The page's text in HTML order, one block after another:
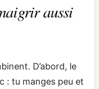
aussi
D’abord, le
: tu manges peu et